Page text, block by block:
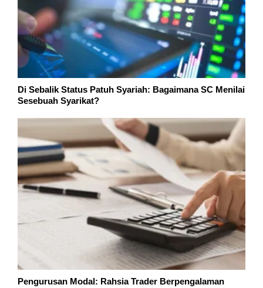
Di Sebalik Status Patuh Syariah: Bagaimana SC Menilai
Sesebuah Syarikat?
Pengurusan Modal: Rahsia Trader Berpengalaman